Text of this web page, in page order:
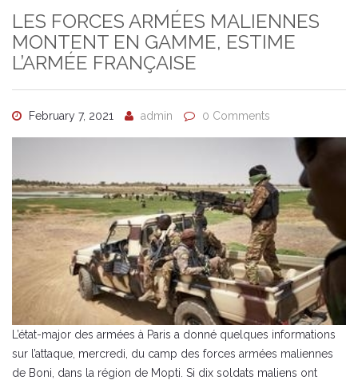
LES FORCES ARMÉES MALIENNES
MONTENT EN GAMME, ESTIME
L’ARMÉE FRANÇAISE
February 7, 2021 admin 0 Comments
L’état-major des armées à Paris a donné quelques informations
sur l’attaque, mercredi, du camp des forces armées maliennes
de Boni, dans la région de Mopti. Si dix soldats maliens ont